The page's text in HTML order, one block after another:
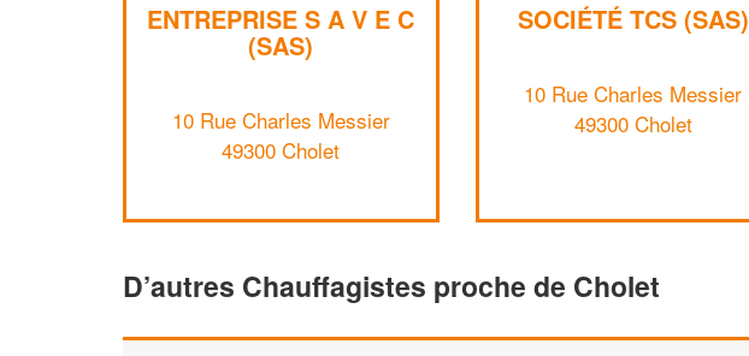
ENTREPRISE S A V E C
(SAS)
10 Rue Charles Messier
49300 Cholet
SOCIÉTÉ TCS (SAS)
10 Rue Charles Messier
49300 Cholet
D’autres Chauffagistes proche de Cholet